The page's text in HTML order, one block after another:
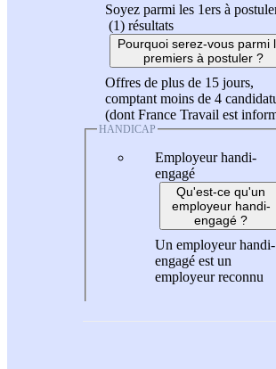
Soyez parmi les 1ers à
(1) résultats
Pourquoi serez-vous parmi
premiers à postuler ?
Offres de plus de 15 jours,
comptant moins de 4
(dont France Travail est
HANDICAP
Employeur handi-
engagé
Qu'est-ce qu'un
employeur handi-
engagé ?
Un employeur handi-
engagé est un
employeur reconnu